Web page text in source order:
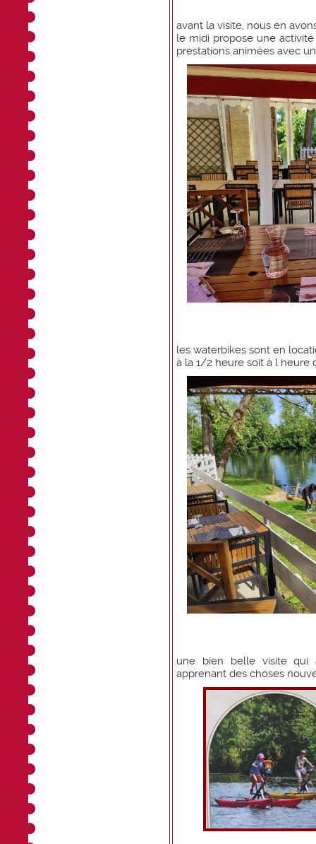
avant la visite, nous en
le midi propose une
prestations animées avec
les waterbikes sont en
à la 1/2 heure soit à l heure
une bien belle visite
apprenant des choses